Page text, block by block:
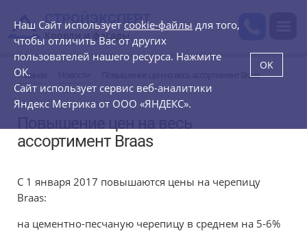
СТРОЙЭКСПЕРТ
Кровли и фасады
Главная Повышение цен на весь ассортимент Braas
ассортимент Braas
С 1 января 2017 повышаются цены на черепицу
Braas:
на цементно-песчаную черепицу в среднем на 5-6%
Наш Сайт использует cookie-файлы для того,
чтобы отличить Вас от других
пользователей нашего ресурса. Нажмите
OK.
Сайт использует сервис веб-аналитики
Яндекс Метрика от ООО «ЯНДЕКС».
OK